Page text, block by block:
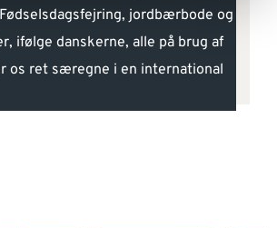
jordbærbode og
ifølge danskerne, alle på brug af
os ret særegne i en international